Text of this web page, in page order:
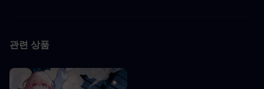
관련 상품